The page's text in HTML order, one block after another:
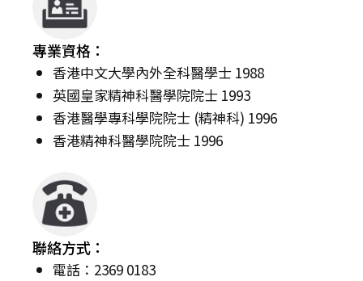
專業資格：
香港中文大學內外全科醫學士 1988
英國皇家精神科醫學院院士 1993
香港醫學專科學院院士 (精神科) 1996
香港精神科醫學院院士 1996
聯絡方式：
電話：2369 0183